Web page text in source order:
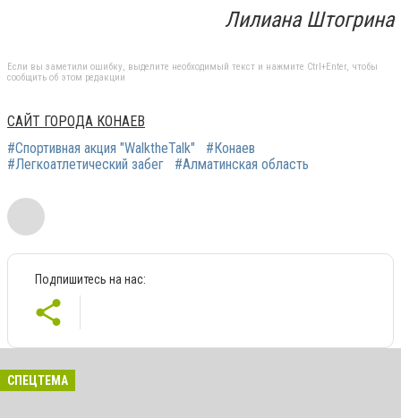
Лилиана Штогрина
Если вы заметили ошибку, выделите необходимый текст и нажмите Ctrl+Enter, чтобы
сообщить об этом редакции
САЙТ ГОРОДА КОНАЕВ
#Спортивная акция "WalktheTalk"
#Конаев
#Легкоатлетический забег
#Алматинская область
Подпишитесь на нас:
СПЕЦТЕМА